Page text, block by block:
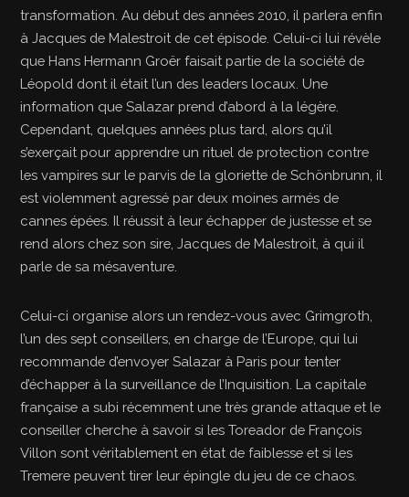
transformation. Au début des années 2010, il parlera enfin
à Jacques de Malestroit de cet épisode. Celui-ci lui révèle
que Hans Hermann Groër faisait partie de la société de
Léopold dont il était l’un des leaders locaux. Une
information que Salazar prend d’abord à la légère.
Cependant, quelques années plus tard, alors qu’il
s’exerçait pour apprendre un rituel de protection contre
les vampires sur le parvis de la gloriette de Schönbrunn, il
est violemment agressé par deux moines armés de
cannes épées. Il réussit à leur échapper de justesse et se
rend alors chez son sire, Jacques de Malestroit, à qui il
parle de sa mésaventure.
Celui-ci organise alors un rendez-vous avec Grimgroth,
l’un des sept conseillers, en charge de l’Europe, qui lui
recommande d’envoyer Salazar à Paris pour tenter
d’échapper à la surveillance de l’Inquisition. La capitale
française a subi récemment une très grande attaque et le
conseiller cherche à savoir si les Toreador de François
Villon sont véritablement en état de faiblesse et si les
Tremere peuvent tirer leur épingle du jeu de ce chaos.